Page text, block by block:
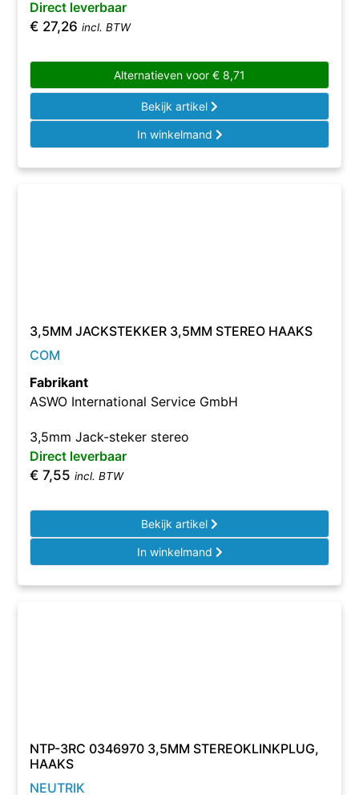
Direct leverbaar
€ 27,26 incl. BTW
Alternatieven voor € 8,71
Bekijk artikel
In winkelmand
3,5MM JACKSTEKKER 3,5MM STEREO HAAKS
COM
Fabrikant
ASWO International Service GmbH
3,5mm Jack-steker stereo
Direct leverbaar
€ 7,55 incl. BTW
Bekijk artikel
In winkelmand
NTP-3RC 0346970 3,5MM STEREOKLINKPLUG,
HAAKS
NEUTRIK